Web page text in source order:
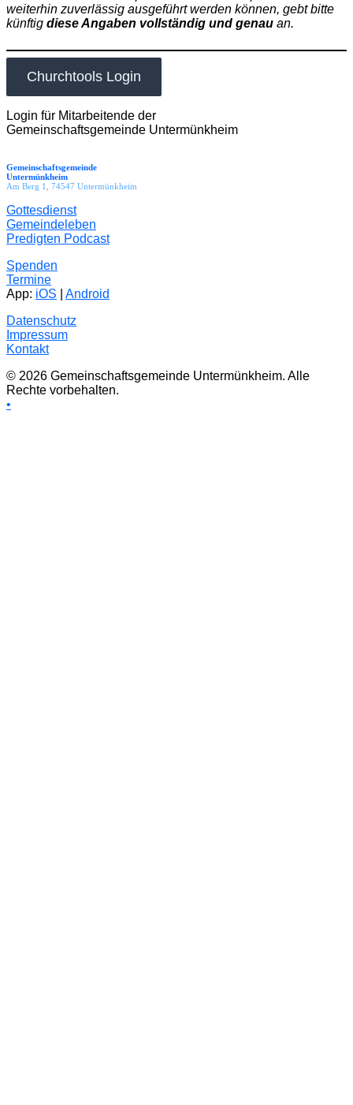
weiterhin zuverlässig ausgeführt werden können, gebt bitte
künftig diese Angaben vollständig und genau an.
Churchtools Login
Login für Mitarbeitende der
Gemeinschaftsgemeinde Untermünkheim
Gemeinschaftsgemeinde
Untermünkheim
Am Berg 1, 74547 Untermünkheim
Gottesdienst
Gemeindeleben
Predigten Podcast
Spenden
Termine
App: iOS
Android
Datenschutz
Impressum
Kontakt
© 2026 Gemeinschaftsgemeinde Untermünkheim. Alle
Rechte vorbehalten.
•